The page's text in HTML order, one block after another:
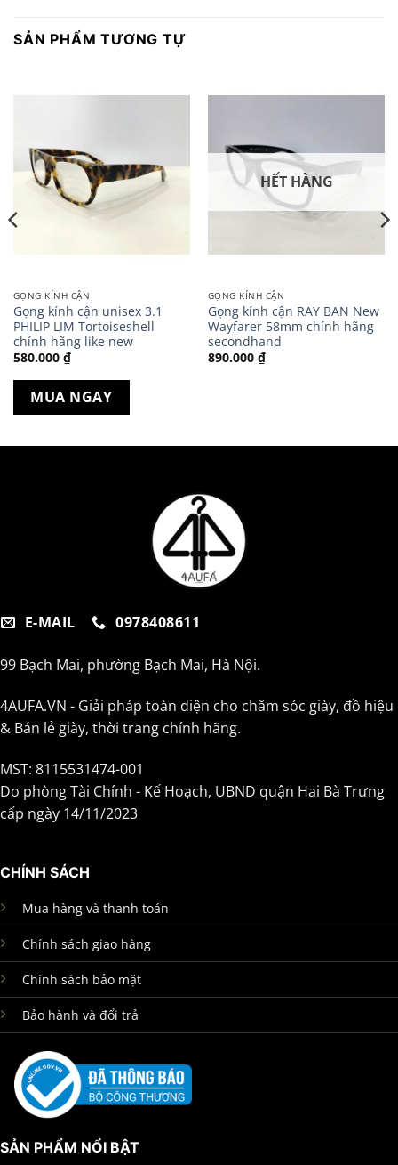
SẢN PHẨM TƯƠNG TỰ
GỌNG KÍNH CẬN
Gọng kính cận unisex 3.1
PHILIP LIM Tortoiseshell
chính hãng like new
580.000 ₫
MUA NGAY
HẾT HÀNG
GỌNG KÍNH CẬN
Gọng kính cận RAY BAN New
Wayfarer 58mm chính hãng
secondhand
890.000 ₫
E-MAIL 0978408611
99 Bạch Mai, phường Bạch Mai, Hà Nội.
4AUFA.VN - Giải pháp toàn diện cho chăm sóc giày, đồ hiệu
& Bán lẻ giày, thời trang chính hãng.
MST: 8115531474-001
Do phòng Tài Chính - Kế Hoạch, UBND quận Hai Bà Trưng
cấp ngày 14/11/2023
CHÍNH SÁCH
Mua hàng và thanh toán
Chính sách giao hàng
Chính sách bảo mật
Bảo hành và đổi trả
SẢN PHẨM NỔI BẬT